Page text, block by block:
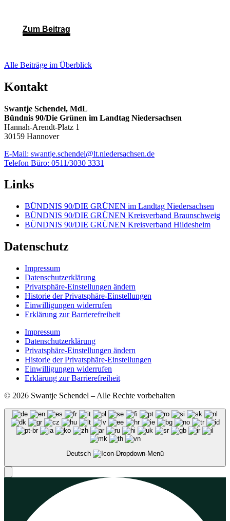
Zum Beitrag
Alle Beiträge im Überblick
Kontakt
Swantje Schendel, MdL
Bündnis 90/Die Grünen im Landtag Niedersachsen
Hannah-Arendt-Platz 1
30159 Hannover
E-Mail: swantje.schendel@lt.niedersachsen.de
Telefon Büro: 0511/3030 3331
Links
BÜNDNIS 90/DIE GRÜNEN im Landtag Niedersachsen
BÜNDNIS 90/DIE GRÜNEN Kreisverband Braunschweig
BÜNDNIS 90/DIE GRÜNEN Kreisverband Hildesheim
Datenschutz
Impressum
Datenschutzerklärung
Privatsphäre-Einstellungen ändern
Historie der Privatsphäre-Einstellungen
Einwilligungen widerrufen
Erklärung zur Barrierefreiheit
Impressum
Datenschutzerklärung
Privatsphäre-Einstellungen ändern
Historie der Privatsphäre-Einstellungen
Einwilligungen widerrufen
Erklärung zur Barrierefreiheit
© 2026 Swantje Schendel – Alle Rechte vorbehalten
Deutsch